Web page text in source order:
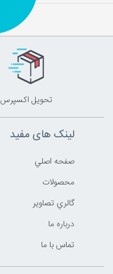
تحويل اکسپرس
لینک های مفید
صفحه اصلي
محصولات
گالري تصاوير
درباره ما
تماس با ما